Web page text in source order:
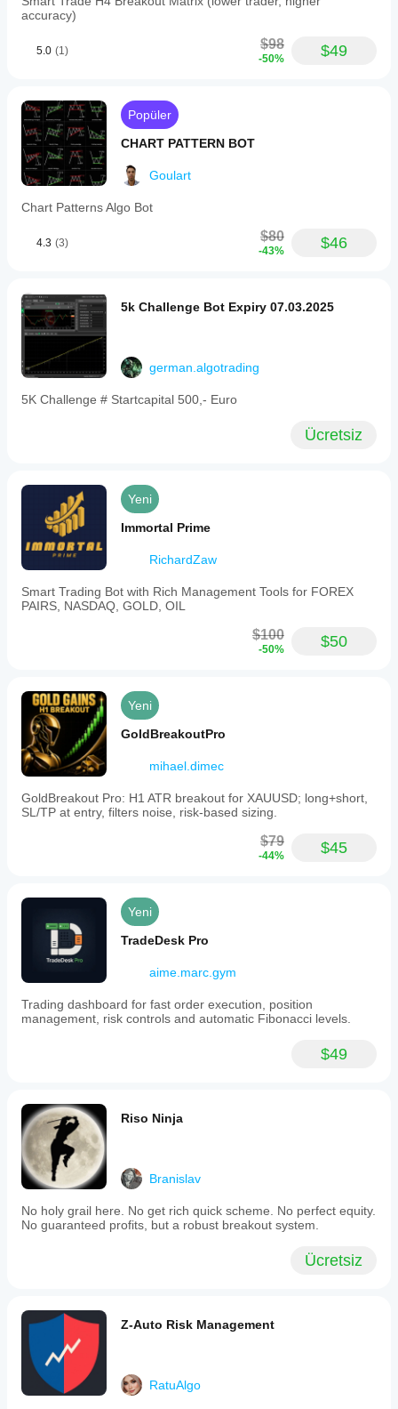
accuracy)
5.0 (1) $98
-50% $49
Popüler
CHART PATTERN BOT
Goulart
Chart Patterns Algo Bot
4.3 (3) $80
-43% $46
5k Challenge Bot Expiry 07.03.2025
german.algotrading
5K Challenge # Startcapital 500,- Euro
Ücretsiz
Yeni
Immortal Prime
RichardZaw
Smart Trading Bot with Rich Management Tools for FOREX
PAIRS, NASDAQ, GOLD, OIL
$100
-50% $50
Yeni
GoldBreakoutPro
mihael.dimec
GoldBreakout Pro: H1 ATR breakout for XAUUSD; long+short,
SL/TP at entry, filters noise, risk-based sizing.
$79
-44% $45
Yeni
TradeDesk Pro
aime.marc.gym
Trading dashboard for fast order execution, position
management, risk controls and automatic Fibonacci levels.
$49
Riso Ninja
Branislav
No holy grail here. No get rich quick scheme. No perfect equity.
No guaranteed profits, but a robust breakout system.
Ücretsiz
Z-Auto Risk Management
RatuAlgo